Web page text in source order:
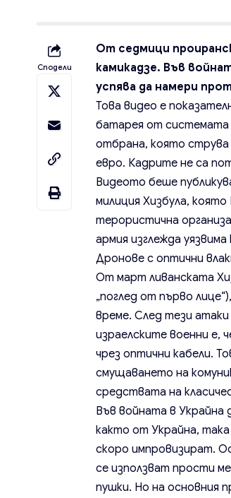
Сподели
От седмици
камикадзе. Във
успява да намери
Това видео е
батарея от системата
отбрана, която
евро. Кадрите не са
Видеото беше
милиция Хизбула,
терористична
армия изглежда
Дронове с оптични
От март ливанската
„поглед от първо
време. След тези
израелските военни е,
чрез оптични кабели.
смущаването на
средствата на
Във войната в Украйна
както от Украйна,
скоро импровизират.
се използват прости
пушки. Но на основния